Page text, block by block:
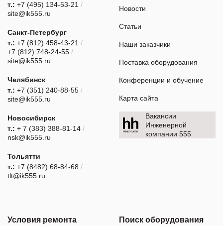
т.: +7 (495) 134-53-21 /
site@ik555.ru
Санкт-Петербург
т.: +7 (812) 458-43-21 /
+7 (812) 748-24-55 /
site@ik555.ru
Челябинск
т.: +7 (351) 240-88-55 /
site@ik555.ru
Новосибирск
т.: + 7 (383) 388-81-14 /
nsk@ik555.ru
Тольятти
т.: +7 (8482) 68-84-68 /
tlt@ik555.ru
Новости
Статьи
Наши заказчики
Поставка оборудования
Конференции и обучение
Карта сайта
Вакансии
Инженерной
компании 555
Условия ремонта Поиск оборудования